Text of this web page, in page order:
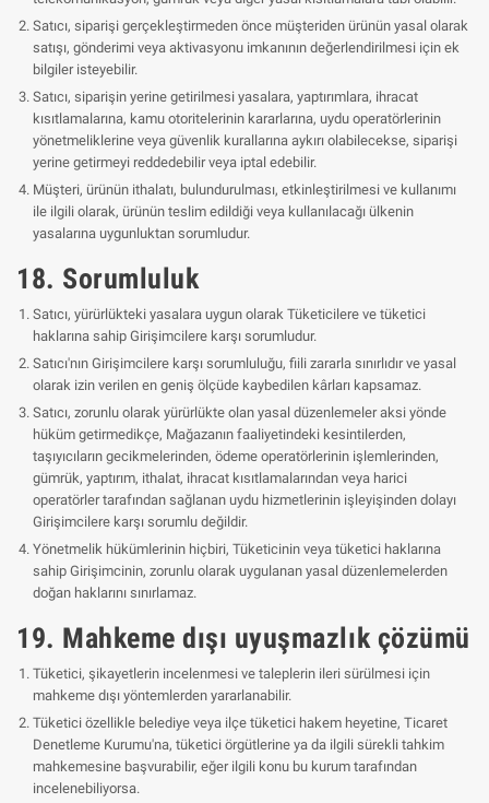
Satıcı, siparişi gerçekleştirmeden önce müşteriden ürünün yasal olarak
satışı, gönderimi veya aktivasyonu imkanının değerlendirilmesi için ek
bilgiler isteyebilir.
Satıcı, siparişin yerine getirilmesi yasalara, yaptırımlara, ihracat
kısıtlamalarına, kamu otoritelerinin kararlarına, uydu operatörlerinin
yönetmeliklerine veya güvenlik kurallarına aykırı olabilecekse, siparişi
yerine getirmeyi reddedebilir veya iptal edebilir.
Müşteri, ürünün ithalatı, bulundurulması, etkinleştirilmesi ve kullanımı
ile ilgili olarak, ürünün teslim edildiği veya kullanılacağı ülkenin
yasalarına uygunluktan sorumludur.
18. Sorumluluk
Satıcı, yürürlükteki yasalara uygun olarak Tüketicilere ve tüketici
haklarına sahip Girişimcilere karşı sorumludur.
Satıcı'nın Girişimcilere karşı sorumluluğu, fiili zararla sınırlıdır ve yasal
olarak izin verilen en geniş ölçüde kaybedilen kârları kapsamaz.
Satıcı, zorunlu olarak yürürlükte olan yasal düzenlemeler aksi yönde
hüküm getirmedikçe, Mağazanın faaliyetindeki kesintilerden,
taşıyıcıların gecikmelerinden, ödeme operatörlerinin işlemlerinden,
gümrük, yaptırım, ithalat, ihracat kısıtlamalarından veya harici
operatörler tarafından sağlanan uydu hizmetlerinin işleyişinden dolayı
Girişimcilere karşı sorumlu değildir.
Yönetmelik hükümlerinin hiçbiri, Tüketicinin veya tüketici haklarına
sahip Girişimcinin, zorunlu olarak uygulanan yasal düzenlemelerden
doğan haklarını sınırlamaz.
19. Mahkeme dışı uyuşmazlık çözümü
Tüketici, şikayetlerin incelenmesi ve taleplerin ileri sürülmesi için
mahkeme dışı yöntemlerden yararlanabilir.
Tüketici özellikle belediye veya ilçe tüketici hakem heyetine, Ticaret
Denetleme Kurumu'na, tüketici örgütlerine ya da ilgili sürekli tahkim
mahkemesine başvurabilir, eğer ilgili konu bu kurum tarafından
incelenebiliyorsa.